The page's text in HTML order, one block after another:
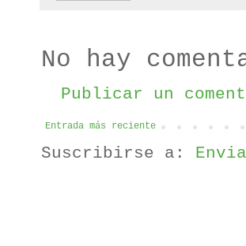
No hay
Publicar un
Entrada más reciente
Suscribirse a: